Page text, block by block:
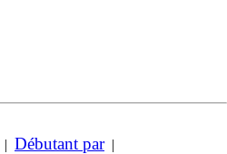
| Débutant par|